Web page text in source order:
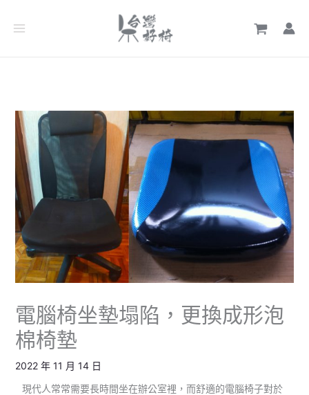
電腦椅坐墊塌陷，更換成形泡
棉椅墊
2022 年 11 月 14 日
現代人常常需要長時間坐在辦公室裡，而舒適的電腦椅子對於
章